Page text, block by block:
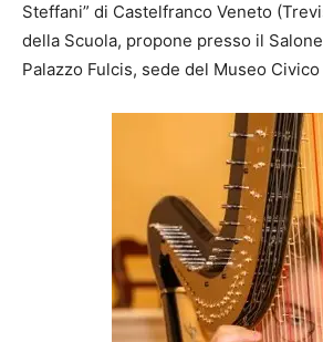
Steffani” di Castelfranco Veneto
della Scuola, propone presso il
Palazzo Fulcis, sede del Museo